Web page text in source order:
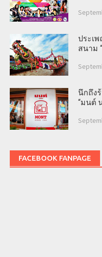
ประเ
สนาม
นึกถึง
“มนต์
FACEBOOK FANPAGE